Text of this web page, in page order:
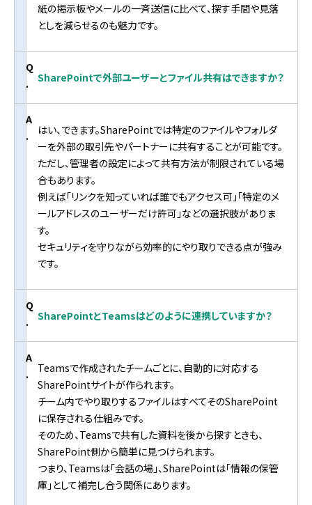
紙の掲示板やメールの一斉送信に比べて、探す手間や見落
としを減らせるのも魅力です。
Q
.
SharePointで外部ユーザーとファイル共有はできますか？
A
.
はい、できます。SharePointでは特定のファイルやフォルダ
ーを外部の取引先やパートナーに共有することが可能です。
ただし、管理者の設定によって共有方法が制限されている場
合もあります。
例えば「リンクを知っていれば誰でもアクセス可」「特定のメ
ールアドレスのユーザーだけ許可」などの選択肢がありま
す。
セキュリティを守りながら効率的にやり取りできる点が強み
です。
Q
.
SharePointとTeamsはどのように連携していますか？
A
.
Teamsで作成されたチームごとに、自動的に対応する
SharePointサイトが作られます。
チーム内でやり取りするファイルはすべてそのSharePoint
に保存される仕組みです。
そのため、Teamsで共有した資料を後から探すときも、
SharePoint側から簡単に見つけられます。
つまり、Teamsは「会話の場」、SharePointは「情報の保管
庫」として補完し合う関係にあります。